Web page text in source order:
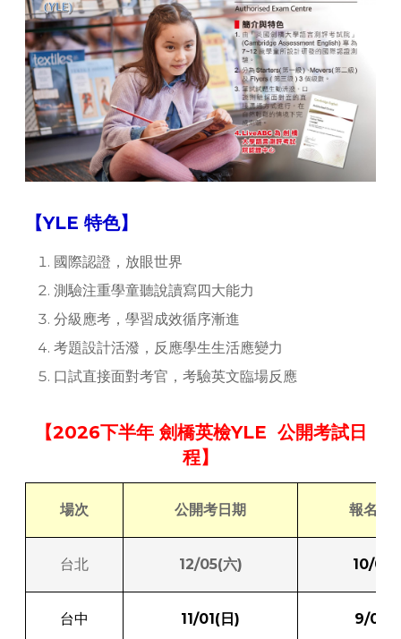
【YLE 特色】
國際認證，放眼世界
測驗注重學童聽說讀寫四大能力
分級應考，學習成效循序漸進
考題設計活潑，反應學生生活應變力
口試直接面對考官，考驗英文臨場反應
【2026下半年 劍橋英檢YLE 公開考試日
程】
場次 公開考日期 報名截
台北 12/05(六) 10/02(
台中 11/01(日) 9/04(